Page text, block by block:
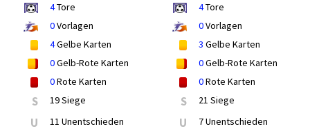
4Tore
0Vorlagen
4Gelbe Karten
0Gelb-Rote Karten
0Rote Karten
S 19 Siege
U 11 Unentschieden
4Tore
0Vorlagen
3 Gelbe Karten
0Gelb-Rote Karten
0Rote Karten
S 21 Siege
U 7 Unentschieden